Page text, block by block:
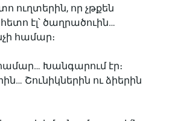
ուղտերին, որ չթքեն
էլ՝ ծաղրածուին…
համար։
Խանգարում էր։
Շունիկներին ու ձիերին